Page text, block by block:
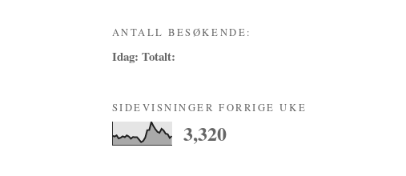
ANTALL BESØKENDE:
Idag: Totalt:
SIDEVISNINGER FORRIGE UKE
3,320